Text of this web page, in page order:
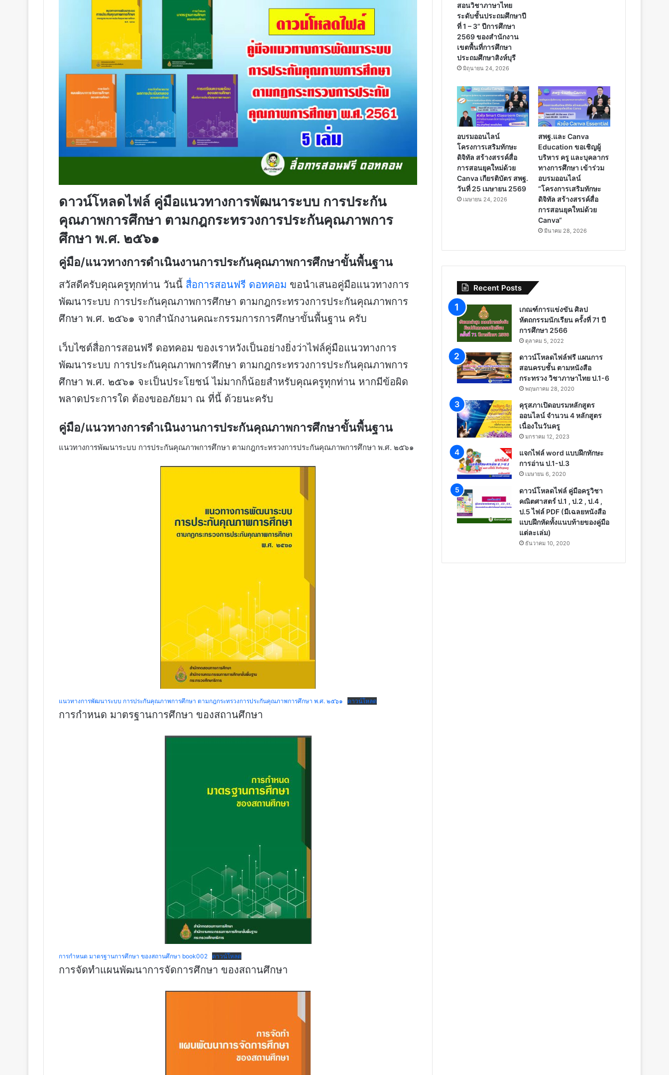
ดาวน์โหลดไฟล์ คู่มือแนวทางการพัฒนาระบบ การประกัน
คุณภาพการศึกษา ตามกฎกระทรวงการประกันคุณภาพการ
ศึกษา พ.ศ. ๒๕๖๑
คู่มือ/แนวทางการดำเนินงานการประกันคุณภาพการศึกษาขั้นพื้นฐาน
สวัสดีครับคุณครูทุกท่าน วันนี้ สื่อการสอนฟรี ดอทคอม ขอนำเสนอคู่มือแนวทางการ
พัฒนาระบบ การประกันคุณภาพการศึกษา ตามกฎกระทรวงการประกันคุณภาพการ
ศึกษา พ.ศ. ๒๕๖๑ จากสำนักงานคณะกรรมการการศึกษาขั้นพื้นฐาน ครับ
เว็บไซต์สื่อการสอนฟรี ดอทคอม ของเราหวังเป็นอย่างยิ่งว่าไฟล์คู่มือแนวทางการ
พัฒนาระบบ การประกันคุณภาพการศึกษา ตามกฎกระทรวงการประกันคุณภาพการ
ศึกษา พ.ศ. ๒๕๖๑ จะเป็นประโยชน์ ไม่มากก็น้อยสำหรับคุณครูทุกท่าน หากมีข้อผิด
พลาดประการใด ต้องขออภัยมา ณ ที่นี้ ด้วยนะครับ
คู่มือ/แนวทางการดำเนินงานการประกันคุณภาพการศึกษาขั้นพื้นฐาน
แนวทางการพัฒนาระบบ การประกันคุณภาพการศึกษา ตามกฎกระทรวงการประกันคุณภาพการศึกษา พ.ศ. ๒๕๖๑
แนวทางการพัฒนาระบบ การประกันคุณภาพการศึกษา ตามกฎกระทรวงการประกันคุณภาพการศึกษา พ.ศ. ๒๕๖๑ ดาวน์โหลด
การกำหนด มาตรฐานการศึกษา ของสถานศึกษา
การกำหนด มาตรฐานการศึกษา ของสถานศึกษา book002 ดาวน์โหลด
การจัดทำแผนพัฒนาการจัดการศึกษา ของสถานศึกษา
สอนวิชาภาษาไทย
ระดับชั้นประถมศึกษาปี
ที่ 1 – 3” ปีการศึกษา
2569 ของสำนักงาน
เขตพื้นที่การศึกษา
ประถมศึกษาสิงห์บุรี
มิถุนายน 24, 2026
อบรมออนไลน์
โครงการเสริมทักษะ
ดิจิทัล สร้างสรรค์สื่อ
การสอนยุคใหม่ด้วย
Canva เกียรติบัตร สพฐ.
วันที่ 25 เมษายน 2569
เมษายน 24, 2026
สพฐ.และ Canva
Education ขอเชิญผู้
บริหาร ครู และบุคลากร
ทางการศึกษา เข้าร่วม
อบรมออนไลน์
“โครงการเสริมทักษะ
ดิจิทัล สร้างสรรค์สื่อ
การสอนยุคใหม่ด้วย
Canva“
มีนาคม 28, 2026
Recent Posts
เกณฑ์การแข่งขัน ศิลป
หัตถกรรมนักเรียน ครั้งที่ 71 ปี
การศึกษา 2566
ตุลาคม 5, 2022
ดาวน์โหลดไฟล์ฟรี แผนการ
สอนครบชั้น ตามหนังสือ
กระทรวง วิชาภาษาไทย ป.1-6
พฤษภาคม 28, 2020
คุรุสภาเปิดอบรมหลักสูตร
ออนไลน์ จำนวน 4 หลักสูตร
เนื่องในวันครู
มกราคม 12, 2023
แจกไฟล์ word แบบฝึกทักษะ
การอ่าน ป.1-ป.3
เมษายน 6, 2020
ดาวน์โหลดไฟล์ คู่มือครูวิชา
คณิตศาสตร์ ป.1 , ป.2 , ป.4 ,
ป.5 ไฟล์ PDF (มีเฉลยหนังสือ
แบบฝึกหัดทั้งแนบท้ายของคู่มือ
แต่ละเล่ม)
ธันวาคม 10, 2020